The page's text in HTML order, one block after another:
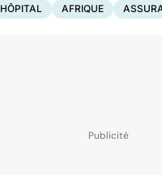
HÔPITAL AFRIQUE